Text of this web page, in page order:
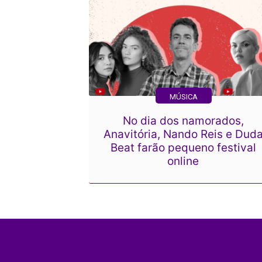
MÚSICA
No dia dos namorados,
Anavitória, Nando Reis e
Beat farão pequeno festival
online